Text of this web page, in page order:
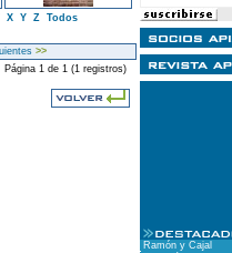
X Y Z Todos
>>
Página 1 de 1 (1 registros)
Ramón y Cajal